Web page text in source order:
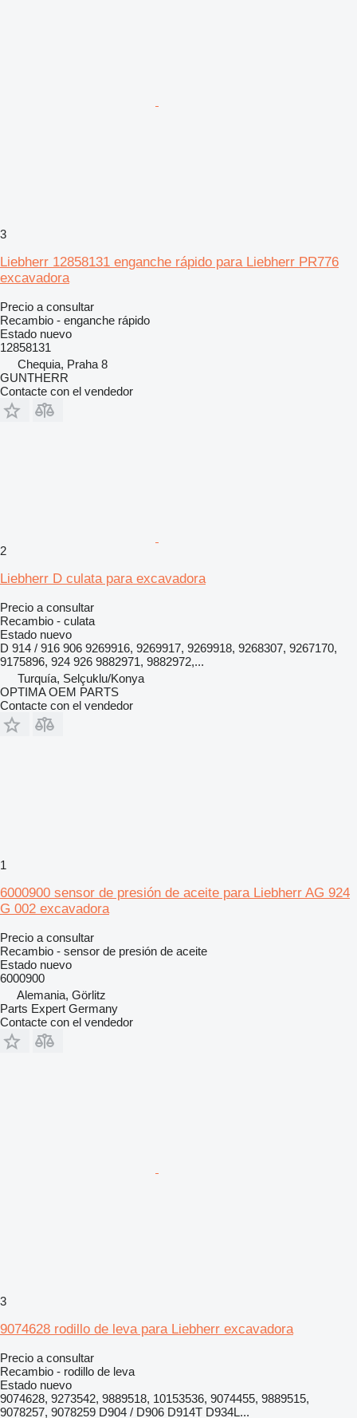
3
Liebherr 12858131 enganche rápido para Liebherr PR776
excavadora
Precio a consultar
Recambio - enganche rápido
Estado nuevo
12858131
Chequia, Praha 8
GUNTHERR
Contacte con el vendedor
2
Liebherr D culata para excavadora
Precio a consultar
Recambio - culata
Estado nuevo
D 914 / 916 906 9269916, 9269917, 9269918, 9268307, 9267170,
9175896, 924 926 9882971, 9882972,...
Turquía, Selçuklu/Konya
OPTIMA OEM PARTS
Contacte con el vendedor
1
6000900 sensor de presión de aceite para Liebherr AG 924
G 002 excavadora
Precio a consultar
Recambio - sensor de presión de aceite
Estado nuevo
6000900
Alemania, Görlitz
Parts Expert Germany
Contacte con el vendedor
3
9074628 rodillo de leva para Liebherr excavadora
Precio a consultar
Recambio - rodillo de leva
Estado nuevo
9074628, 9273542, 9889518, 10153536, 9074455, 9889515,
9078257, 9078259 D904 / D906 D914T D934L...